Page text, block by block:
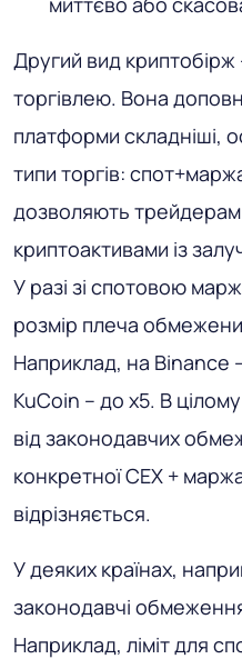
Другий вид
торгівлею. Вона
платформи складніші,
типи торгів:
дозволяють трейдерам
криптоактивами із
У разі зі спотовою
розмір плеча
Наприклад, на Binance
KuCoin – до х5. В
від законодавчих
конкретної CEX +
відрізняється.
У деяких країнах,
законодавчі
Наприклад, ліміт для